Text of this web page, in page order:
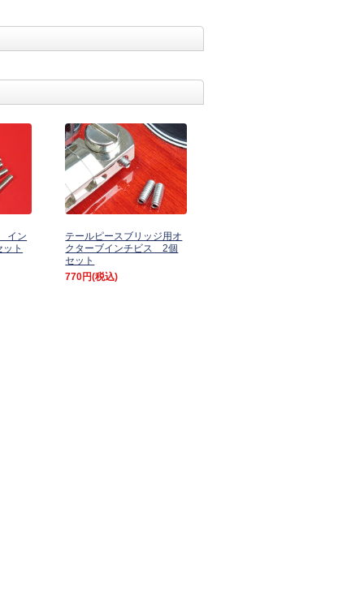
イン
ト
テールピースブリッジ用オ
クターブインチビス 2個
セット
770円(税込)